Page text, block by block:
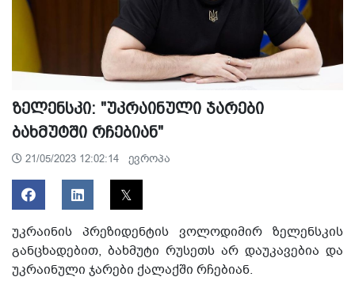
ზელენსკი: "უკრაინული ჯარები
ბახმუტში რჩებიან"
21/05/2023 12:02:14 ევროპა
უკრაინის პრეზიდენტის ვოლოდიმირ ზელენსკის
განცხადებით, ბახმუტი რუსეთს არ დაუკავებია და
უკრაინული ჯარები ქალაქში რჩებიან.